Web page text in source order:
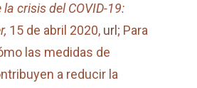
crisis del COVID-19:
15 de abril 2020, url ; Para
las medidas de
a reducir la